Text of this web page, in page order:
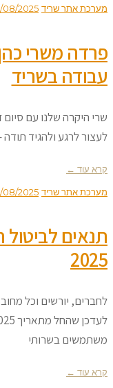
מערכת אתר שריד 08/2025
עבודה בשריד
שרי היקרה שלנו עם
לעצור לרגע ולהגיד
קרא עוד ←
מערכת אתר שריד 08/2025
תנאים לביטול
2025
לחברים, יורשים וכל
משתמשים בשרותי
קרא עוד ←